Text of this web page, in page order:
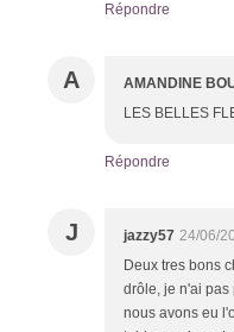
Répondre
A AMANDINE
LES BELLES
Répondre
J jazzy57 24/06/
Deux tres bons
drôle, je n'ai pas
nous avons eu